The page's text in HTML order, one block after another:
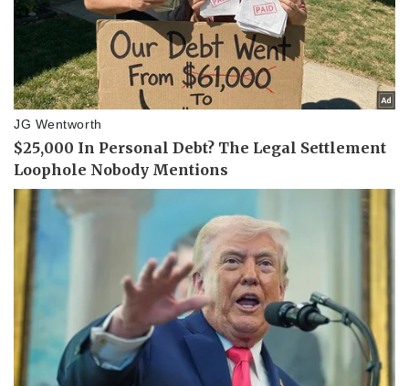
Tin nóng
Tư vấn luật
Việt Nam
Phân tích